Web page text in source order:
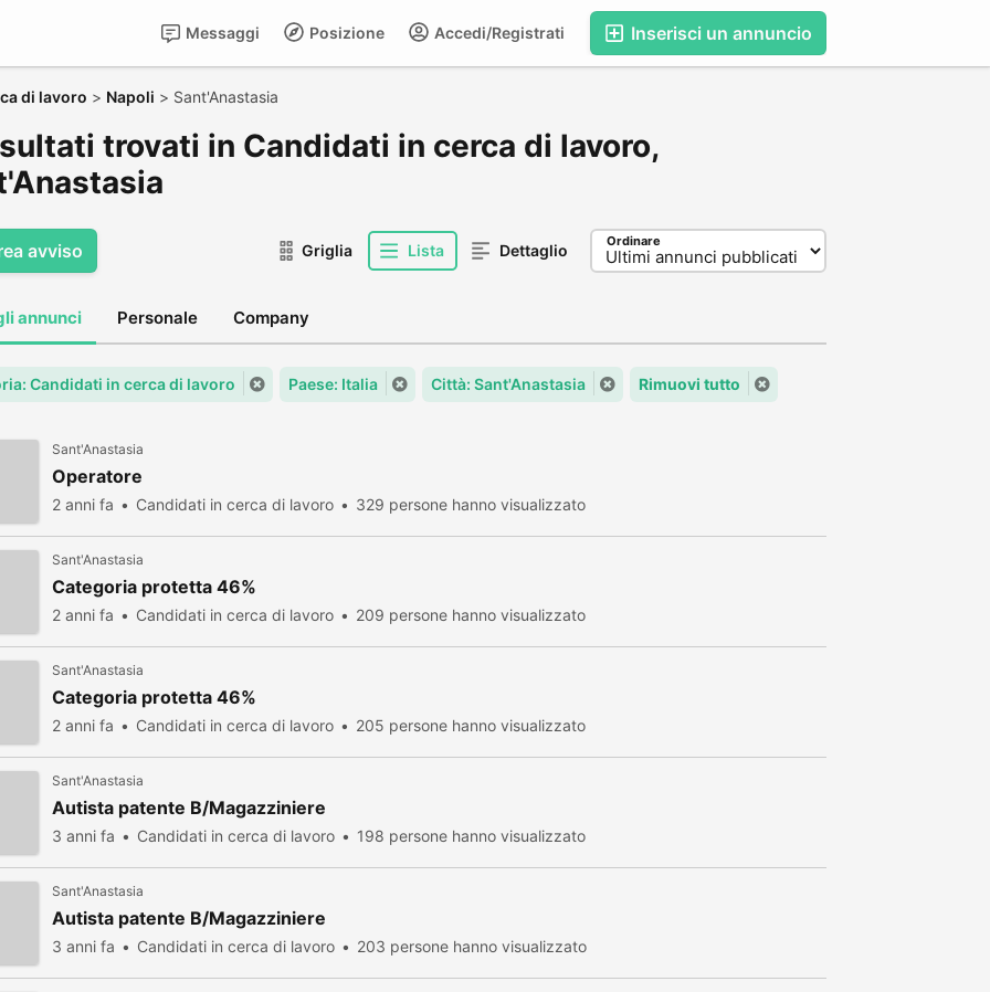
Inserisci un annuncio
Accedi/Registrati
Posizione
Messaggi
di lavoro > Napoli > Sant'Anastasia
trovati in Candidati in cerca di lavoro,
avviso Griglia Lista Dettaglio Ordinare
annunci Personale Company
Candidati in cerca di lavoro Paese: Italia Città: Sant'Anastasia Rimuovi tutto
Sant'Anastasia
Operatore
2 anni fa Candidati in cerca di lavoro 329 persone hanno visualizzato
Sant'Anastasia
Categoria protetta 46%
2 anni fa Candidati in cerca di lavoro 209 persone hanno visualizzato
Sant'Anastasia
Categoria protetta 46%
2 anni fa Candidati in cerca di lavoro 205 persone hanno visualizzato
Sant'Anastasia
Autista patente B/Magazziniere
3 anni fa Candidati in cerca di lavoro 198 persone hanno visualizzato
Sant'Anastasia
Autista patente B/Magazziniere
3 anni fa Candidati in cerca di lavoro 203 persone hanno visualizzato